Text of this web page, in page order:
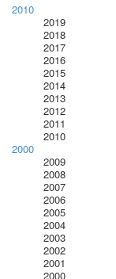
2010
2019
2018
2017
2016
2015
2014
2013
2012
2011
2010
2000
2009
2008
2007
2006
2005
2004
2003
2002
2001
2000